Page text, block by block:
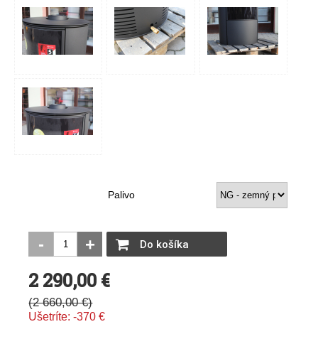
Palivo
- + Do košíka
2 290,00 €
(2 660,00 €)
Ušetríte: -370€